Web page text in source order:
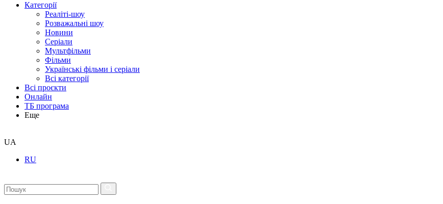
Категорії
Реаліті-шоу
Розважальні шоу
Новини
Серіали
Мультфільми
Фільми
Українські фільми і серіали
Всі категорії
Всі проєкти
Онлайн
ТБ програма
Еще
UA
RU